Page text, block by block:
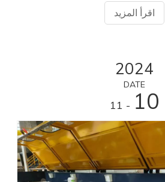
اقرأ المزيد
2024
DATE
10
- 11